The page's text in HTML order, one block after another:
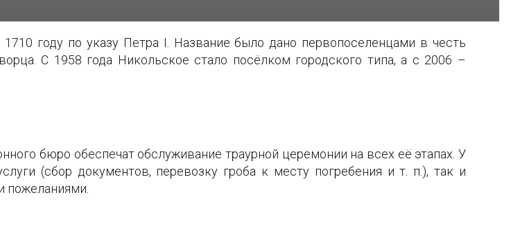
году по указу Петра I. Название было дано первопоселенцами в честь
С 1958 года Никольское стало посёлком городского типа, а с 2006 –
бюро обеспечат обслуживание траурной церемонии на всех её этапах. У
(сбор документов, перевозку гроба к месту погребения и т. п.), так и
пожеланиями.